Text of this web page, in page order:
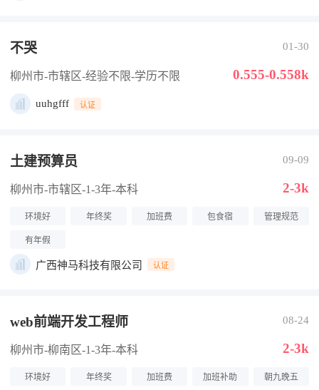
不哭 01-30
柳州市-市辖区-经验不限-学历不限 0.555-0.558k
uuhgfff 认证
土建预算员 09-09
柳州市-市辖区-1-3年-本科 2-3k
环境好 年终奖 加班费 包食宿 管理规范
有年假
广西神马科技有限公司 认证
web前端开发工程师 08-24
柳州市-柳南区-1-3年-本科 2-3k
环境好 年终奖 加班费 加班补助 朝九晚五